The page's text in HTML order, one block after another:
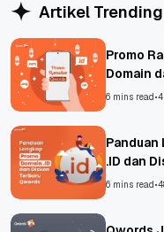
Artikel Trending
Promo
Domain
6 mins read•
Panduan
.ID dan
6 mins read•